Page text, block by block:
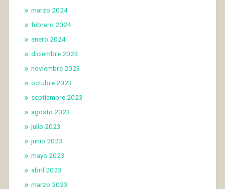
marzo 2024
febrero 2024
enero 2024
diciembre 2023
noviembre 2023
octubre 2023
septiembre 2023
agosto 2023
julio 2023
junio 2023
mayo 2023
abril 2023
marzo 2023